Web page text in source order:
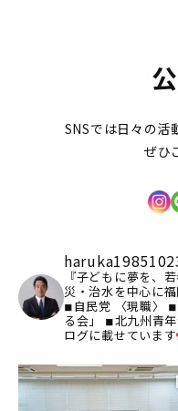
SNSでは日々の活
ぜひ
『子どもに夢を、
災・治水を中心に
◾︎自民党 〈現職〉
る会」
◾︎北九州青
ログに載せています